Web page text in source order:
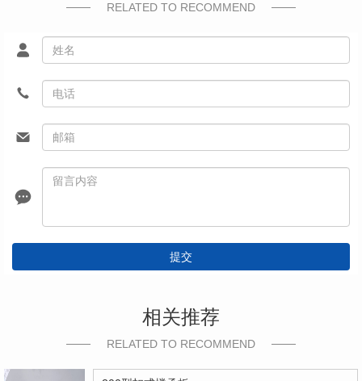
RELATED TO RECOMMEND
提交
相关推荐
RELATED TO RECOMMEND